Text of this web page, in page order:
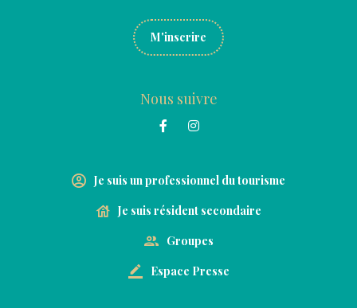
M'inscrire
Nous suivre
Je suis un professionnel du tourisme
Je suis résident secondaire
Groupes
Espace Presse